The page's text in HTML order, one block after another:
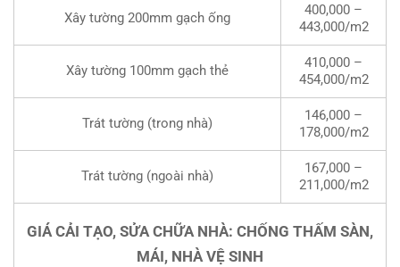
Xây tường 200mm gạch ống
400,000 –
443,000/m2
Xây tường 100mm gạch thẻ
410,000 –
454,000/m2
Trát tường (trong nhà)
146,000 –
178,000/m2
Trát tường (ngoài nhà)
167,000 –
211,000/m2
GIÁ CẢI TẠO, SỬA CHỮA NHÀ: CHỐNG THẤM SÀN,
MÁI, NHÀ VỆ SINH